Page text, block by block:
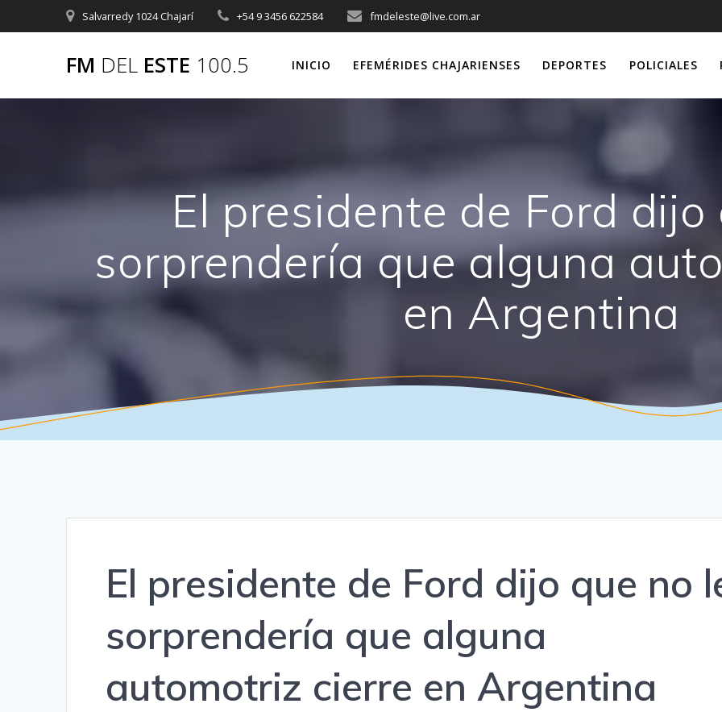
al
Salvarredy 1024 Chajarí +54 9 3456 622584 fmdeleste@live.com.ar
FM DEL ESTE 100.5 INICIO EFEMÉRIDES CHAJARIENSES DEPORTES POLICIALES
El presidente de Ford dijo
sorprendería que alguna
en Argentina
El presidente de Ford dijo que no
sorprendería que alguna
automotriz cierre en Argentina